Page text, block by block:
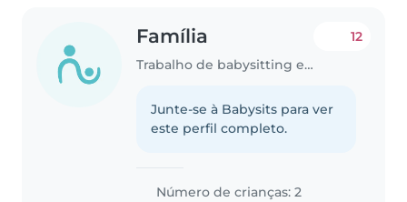
Família
Trabalho de babysitting em Lisboa
12
Junte-se à Babysits para ver
este perfil completo.
Número de crianças: 2